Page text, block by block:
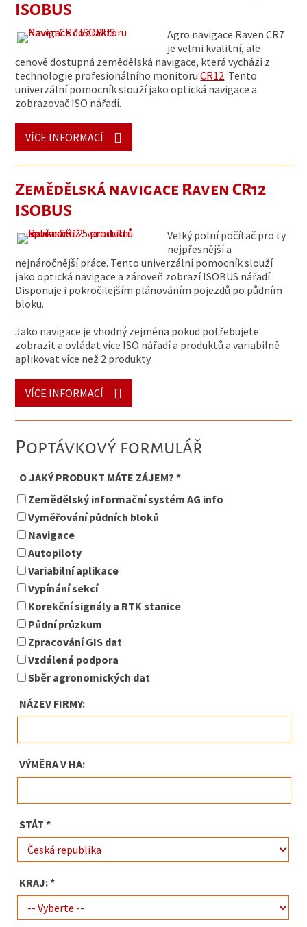
ISOBUS
Agro navigace Raven CR7
je velmi kvalitní, ale
cenově dostupná zemědělská navigace, která vychází z
technologie profesionálního monitoruCR12. Tento
univerzální pomocník slouží jako optická navigace a
zobrazovač ISO nářadí.
VÍCE INFORMACÍ
Zemědělská navigace Raven CR12
ISOBUS
Velký polní počítač pro ty
nejpřesnější a
nejnáročnější práce. Tento univerzální pomocník slouží
jako optická navigace a zároveň zobrazí ISOBUS nářadí.
Disponuje i pokročilejším plánováním pojezdů po půdním
bloku.
Jako navigace je vhodný zejména pokud potřebujete
zobrazit a ovládat více ISO nářadí a produktů a variabilně
aplikovat více než 2 produkty.
VÍCE INFORMACÍ
Poptávkový formulář
O JAKÝ PRODUKT MÁTE ZÁJEM? *
Zemědělský informační systém AG info
Vyměřování půdních bloků
Navigace
Autopiloty
Variabilní aplikace
Vypínání sekcí
Korekční signály a RTK stanice
Půdní průzkum
Zpracování GIS dat
Vzdálená podpora
Sběr agronomických dat
NÁZEV FIRMY:
VÝMĚRA V HA:
STÁT *
KRAJ: *